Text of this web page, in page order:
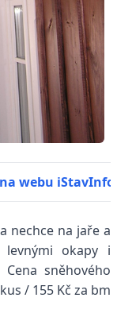
webu iStavInfo
nechce na jaře a
okapy i
sněhového
/ 155 Kč za bm